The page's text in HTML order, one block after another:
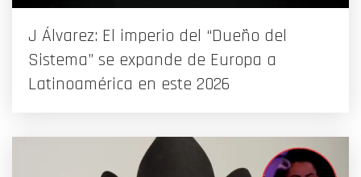
J Álvarez: El imperio del “Dueño del
Sistema” se expande de Europa a
Latinoamérica en este 2026